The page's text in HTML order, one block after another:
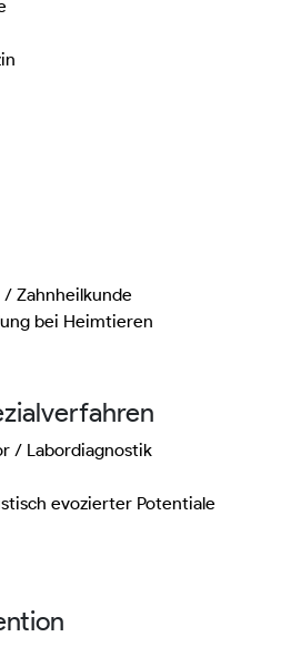
Zahnheilkunde
bei Heimtieren
/ Labordiagnostik
evozierter Potentiale